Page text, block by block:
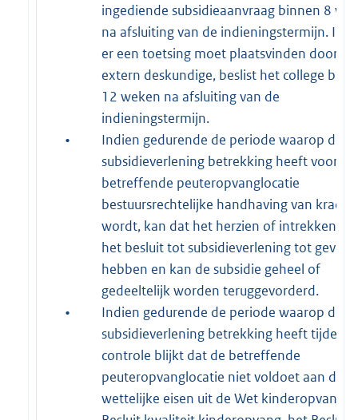
ingediende subsidieaanvraag binnen 8
na afsluiting van de indieningstermijn.
er een toetsing moet plaatsvinden door
extern deskundige, beslist het college
12 weken na afsluiting van de
indieningstermijn.
•
Indien gedurende de periode waarop de
subsidieverlening betrekking heeft voor de
betreffende peuteropvanglocatie
bestuursrechtelijke handhaving van kracht
wordt, kan dat het herzien of intrekken
het besluit tot subsidieverlening tot gevolg
hebben en kan de subsidie geheel of
gedeeltelijk worden teruggevorderd.
•
Indien gedurende de periode waarop de
subsidieverlening betrekking heeft tijdens
controle blijkt dat de betreffende
peuteropvanglocatie niet voldoet aan de
wettelijke eisen uit de Wet kinderopvang,